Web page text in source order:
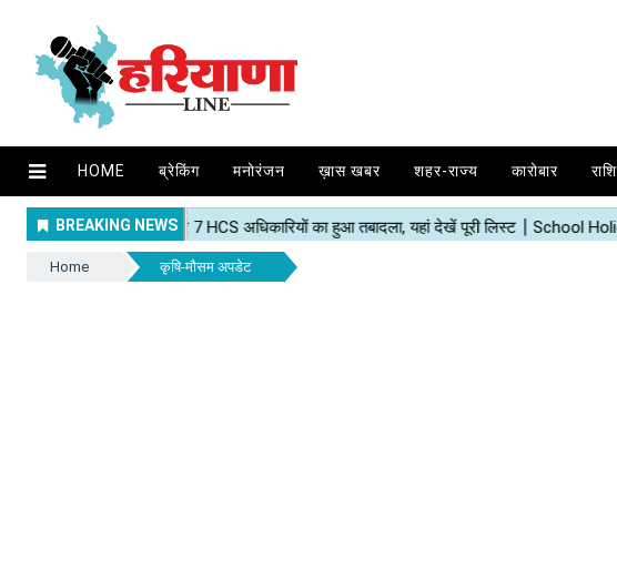
HOME ब्रेकिंग मनोरंजन ख़ास खबर शहर-राज्य कारोबार
Home कृषि-मौसम अपडेट